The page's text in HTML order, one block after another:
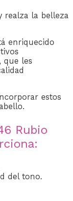
realza la belleza
enriquecido
que les
estos
Rubio
del tono.